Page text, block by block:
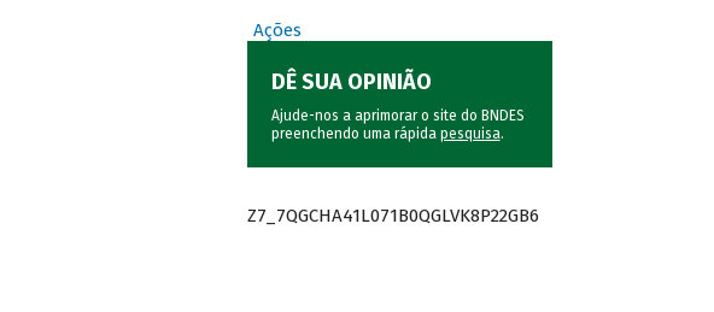
Ações
DÊ SUA OPINIÃO
Ajude-nos a aprimorar o site do BNDES
preenchendo uma rápida pesquisa.
Z7_7QGCHA41L071B0QGLVK8P22GB6